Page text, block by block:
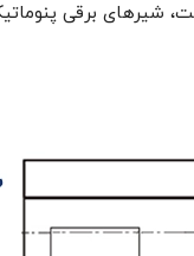
برقی